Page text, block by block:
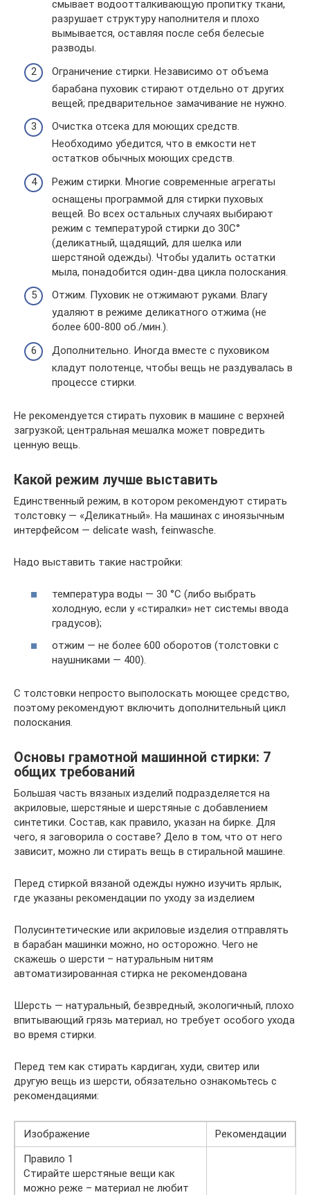
смывает водоотталкивающую пропитку ткани,
разрушает структуру наполнителя и плохо
вымывается, оставляя после себя белесые
разводы.
Ограничение стирки. Независимо от объема
барабана пуховик стирают отдельно от других
вещей; предварительное замачивание не нужно.
Очистка отсека для моющих средств.
Необходимо убедится, что в емкости нет
остатков обычных моющих средств.
Режим стирки. Многие современные агрегаты
оснащены программой для стирки пуховых
вещей. Во всех остальных случаях выбирают
режим с температурой стирки до 30C°
(деликатный, щадящий, для шелка или
шерстяной одежды). Чтобы удалить остатки
мыла, понадобится один-два цикла полоскания.
Отжим. Пуховик не отжимают руками. Влагу
удаляют в режиме деликатного отжима (не
более 600-800 об./мин.).
Дополнительно. Иногда вместе с пуховиком
кладут полотенце, чтобы вещь не раздувалась в
процессе стирки.
Не рекомендуется стирать пуховик в машине с верхней
загрузкой; центральная мешалка может повредить
ценную вещь.
Какой режим лучше выставить
Единственный режим, в котором рекомендуют стирать
толстовку — «Деликатный». На машинах с иноязычным
интерфейсом — delicate wash, feinwasche.
Надо выставить такие настройки:
температура воды — 30 °C (либо выбрать
холодную, если у «стиралки» нет системы ввода
градусов);
отжим — не более 600 оборотов (толстовки с
наушниками — 400).
С толстовки непросто выполоскать моющее средство,
поэтому рекомендуют включить дополнительный цикл
полоскания.
Основы грамотной машинной стирки: 7
общих требований
Большая часть вязаных изделий подразделяется на
акриловые, шерстяные и шерстяные с добавлением
синтетики. Состав, как правило, указан на бирке. Для
чего, я заговорила о составе? Дело в том, что от него
зависит, можно ли стирать вещь в стиральной машине.
Перед стиркой вязаной одежды нужно изучить ярлык,
где указаны рекомендации по уходу за изделием
Полусинтетические или акриловые изделия отправлять
в барабан машинки можно, но осторожно. Чего не
скажешь о шерсти – натуральным нитям
автоматизированная стирка не рекомендована
Шерсть — натуральный, безвредный, экологичный, плохо
впитывающий грязь материал, но требует особого ухода
во время стирки.
Перед тем как стирать кардиган, худи, свитер или
другую вещь из шерсти, обязательно ознакомьтесь с
рекомендациями:
Изображение
Рекомендации
Правило 1
Стирайте шерстяные вещи как
можно реже – материал не любит